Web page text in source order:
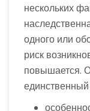
нескольких
одного или
риск
повышается.